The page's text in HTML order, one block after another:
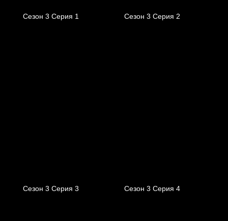
Сезон 3 Серия 1 Сезон 3 Серия 2
Сезон 3 Серия 3 Сезон 3 Серия 4